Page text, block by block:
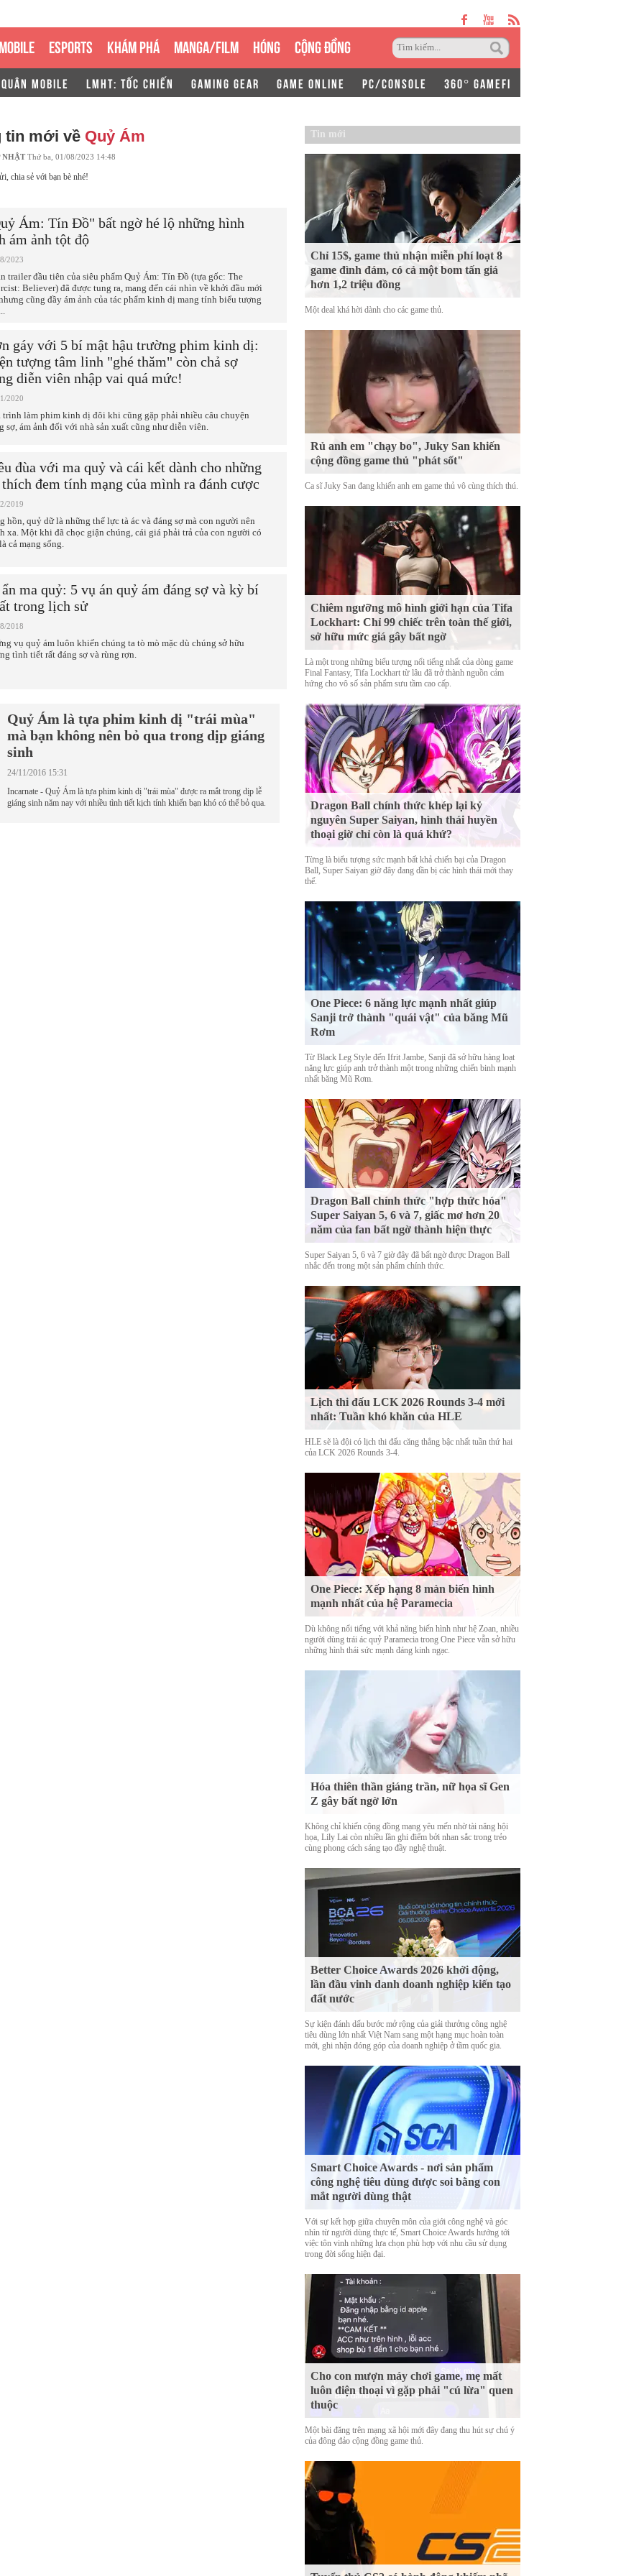
ESPORTS KHÁM PHÁ MANGA/FILM HÓNG CỘNG ĐỒNG
MOBILE LMHT: TỐC CHIẾN GAMING GEAR GAME ONLINE PC/CONSOLE 360° GAMEFI
tin mới về Quỷ Ám
NHẬTThứ ba, 01/08/2023 14:48
chia sẻ với bạn bè nhé!
Ám: Tín Đồ" bất ngờ hé lộ những hình
ám ảnh tột độ
2023
trailer đầu tiên của siêu phẩm Quỷ Ám: Tín Đồ (tựa gốc: The
Believer) đã được tung ra, mang đến cái nhìn về khởi đầu mới
cũng đầy ám ảnh của tác phẩm kinh dị mang tính biểu tượng
gáy với 5 bí mật hậu trường phim kinh dị:
tượng tâm linh "ghé thăm" còn chả sợ
diễn viên nhập vai quá mức!
2020
trình làm phim kinh dị đôi khi cũng gặp phải nhiều câu chuyện
sợ, ám ảnh đối với nhà sản xuất cũng như diễn viên.
đùa với ma quỷ và cái kết dành cho những
đem tính mạng của mình ra đánh cược
2019
hồn, quỷ dữ là những thế lực tà ác và đáng sợ mà con người nên
xa. Một khi đã chọc giận chúng, cái giá phải trả của con người có
cả mạng sống.
ma quỷ: 5 vụ án quỷ ám đáng sợ và kỳ bí
trong lịch sử
2018
vụ quỷ ám luôn khiến chúng ta tò mò mặc dù chúng sở hữu
tình tiết rất đáng sợ và rùng rợn.
Quỷ Ám là tựa phim kinh dị "trái mùa"
mà bạn không nên bỏ qua trong dịp giáng
sinh
24/11/2016 15:31
Incarnate - Quỷ Ám là tựa phim kinh dị "trái mùa" được ra mắt trong dịp lễ
giáng sinh năm nay với nhiều tình tiết kịch tính khiến bạn khó có thể bỏ qua.
Tin mới
Chỉ 15$, game thủ nhận miễn phí loạt 8
game đình đám, có cả một bom tấn giá
hơn 1,2 triệu đồng
Một deal khá hời dành cho các game thủ.
Rủ anh em "chạy bo", Juky San khiến
cộng đồng game thủ "phát sốt"
Ca sĩ Juky San đang khiến anh em game thủ vô cùng thích thú.
Chiêm ngưỡng mô hình giới hạn của Tifa
Lockhart: Chỉ 99 chiếc trên toàn thế giới,
sở hữu mức giá gây bất ngờ
Là một trong những biểu tượng nổi tiếng nhất của dòng game
Final Fantasy, Tifa Lockhart từ lâu đã trở thành nguồn cảm
hứng cho vô số sản phẩm sưu tầm cao cấp.
Dragon Ball chính thức khép lại kỷ
nguyên Super Saiyan, hình thái huyền
thoại giờ chỉ còn là quá khứ?
Từng là biểu tượng sức mạnh bất khả chiến bại của Dragon
Ball, Super Saiyan giờ đây đang dần bị các hình thái mới thay
thế.
One Piece: 6 năng lực mạnh nhất giúp
Sanji trở thành "quái vật" của băng Mũ
Rơm
Từ Black Leg Style đến Ifrit Jambe, Sanji đã sở hữu hàng loạt
năng lực giúp anh trở thành một trong những chiến binh mạnh
nhất băng Mũ Rơm.
Dragon Ball chính thức "hợp thức hóa"
Super Saiyan 5, 6 và 7, giấc mơ hơn 20
năm của fan bất ngờ thành hiện thực
Super Saiyan 5, 6 và 7 giờ đây đã bất ngờ được Dragon Ball
nhắc đến trong một sản phẩm chính thức.
Lịch thi đấu LCK 2026 Rounds 3-4 mới
nhất: Tuần khó khăn của HLE
HLE sẽ là đội có lịch thi đấu căng thẳng bậc nhất tuần thứ hai
của LCK 2026 Rounds 3-4.
One Piece: Xếp hạng 8 màn biến hình
mạnh nhất của hệ Paramecia
Dù không nổi tiếng với khả năng biến hình như hệ Zoan, nhiều
người dùng trái ác quỷ Paramecia trong One Piece vẫn sở hữu
những hình thái sức mạnh đáng kinh ngạc.
Hóa thiên thần giáng trần, nữ họa sĩ Gen
Z gây bất ngờ lớn
Không chỉ khiến cộng đồng mạng yêu mến nhờ tài năng hội
họa, Lily Lai còn nhiều lần ghi điểm bởi nhan sắc trong trẻo
cùng phong cách sáng tạo đầy nghệ thuật.
Better Choice Awards 2026 khởi động,
lần đầu vinh danh doanh nghiệp kiến tạo
đất nước
Sự kiện đánh dấu bước mở rộng của giải thưởng công nghệ
tiêu dùng lớn nhất Việt Nam sang một hạng mục hoàn toàn
mới, ghi nhận đóng góp của doanh nghiệp ở tầm quốc gia.
Smart Choice Awards - nơi sản phẩm
công nghệ tiêu dùng được soi bằng con
mắt người dùng thật
Với sự kết hợp giữa chuyên môn của giới công nghệ và góc
nhìn từ người dùng thực tế, Smart Choice Awards hướng tới
việc tôn vinh những lựa chọn phù hợp với nhu cầu sử dụng
trong đời sống hiện đại.
Cho con mượn máy chơi game, mẹ mất
luôn điện thoại vì gặp phải "cú lừa" quen
thuộc
Một bài đăng trên mạng xã hội mới đây đang thu hút sự chú ý
của đông đảo cộng đồng game thủ.